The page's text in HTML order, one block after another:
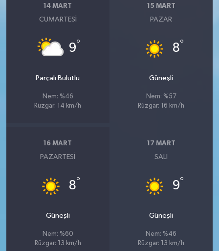
14 MART
CUMARTESI
9°
Parçalı Bulutlu
Nem: %46
Rüzgar: 14 km/h
15 MART
PAZAR
8°
Güneşli
Nem: %57
Rüzgar: 16 km/h
16 MART
PAZARTESI
8°
Güneşli
Nem: %60
Rüzgar: 13 km/h
17 MART
SALI
9°
Güneşli
Nem: %46
Rüzgar: 13 km/h